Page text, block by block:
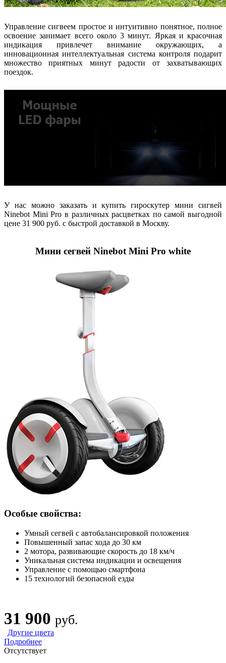
Управление сигвеем простое и интуитивно понятное, полное
освоение занимает всего около 3 минут. Яркая и красочная
индикация привлечет внимание окружающих, а
инновационная интеллектуальная система контроля подарит
множество приятных минут радости от захватывающих
поездок.
У нас можно заказать и купить гироскутер мини сигвей
Ninebot Mini Pro в различных расцветках по самой выгодной
цене 31 900 руб. с быстрой доставкой в Москву.
Мини сегвей Ninebot Mini Pro white
Особые свойства:
Умный сегвей с автобалансировкой положения
Повышенный запас хода до 30 км
2 мотора, развивающие скорость до 18 км/ч
Уникальная система индикации и освещения
Управление с помощью смартфона
15 технологий безопасной езды
31 900 руб.
Другие цвета
Подробнее
Отсутствует